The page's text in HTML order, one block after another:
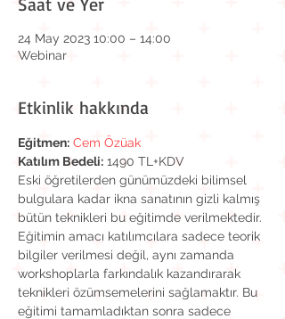
24 May 2023 10:00 – 14:00
Webinar
Etkinlik hakkında
Eğitmen: Cem Özüak
Katılım Bedeli: 1490 TL+KDV
Eski öğretilerden günümüzdeki bilimsel
bulgulara kadar ikna sanatının gizli kalmış
bütün teknikleri bu eğitimde verilmektedir.
Eğitimin amacı katılımcılara sadece teorik
bilgiler verilmesi değil, aynı zamanda
workshoplarla farkındalık kazandırarak
teknikleri özümsemelerini sağlamaktır. Bu
eğitimi tamamladıktan sonra sadece